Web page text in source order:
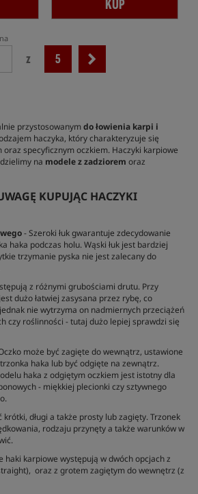
KUP
z 5
przystosowanymdo łowienia karpi i
haczyka, który charakteryzuje się
specyficznym oczkiem. Haczyki karpiowe
na modele z zadziorem oraz
KUPUJĄC HACZYKI
- Szeroki łuk gwarantuje zdecydowanie
haka podczas holu. Wąski łuk jest bardziej
trzymanie pyska nie jest zalecany do
z różnymi grubościami drutu. Przy
dużo łatwiej zasysana przez rybę, co
nie wytrzyma on nadmiernych przeciążeń
czy roślinności - tutaj dużo lepiej sprawdzi się
może być zagięte do wewnątrz, ustawione
haka lub być odgięte na zewnątrz.
haka z odgiętym oczkiem jest istotny dla
- miękkiej plecionki czy sztywnego
krótki, długi a także prosty lub zagięty. Trzonek
rodzaju przynęty a także warunków w
haki karpiowe występują w dwóch opcjach z
oraz z grotem zagiętym do wewnętrz (z